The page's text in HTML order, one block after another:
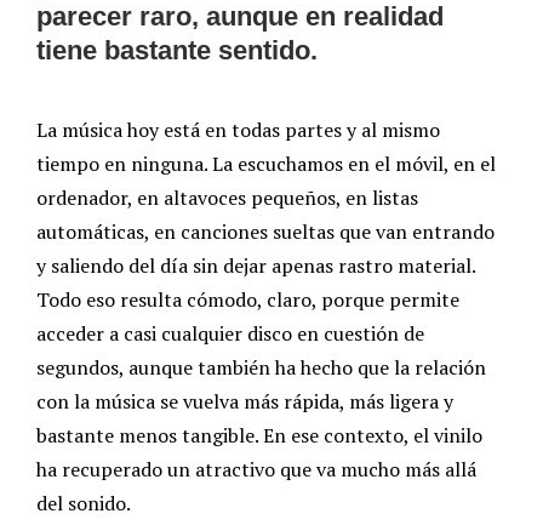
parecer raro, aunque en realidad
tiene bastante sentido.
La música hoy está en todas partes y al mismo
tiempo en ninguna. La escuchamos en el móvil, en el
ordenador, en altavoces pequeños, en listas
automáticas, en canciones sueltas que van entrando
y saliendo del día sin dejar apenas rastro material.
Todo eso resulta cómodo, claro, porque permite
acceder a casi cualquier disco en cuestión de
segundos, aunque también ha hecho que la relación
con la música se vuelva más rápida, más ligera y
bastante menos tangible. En ese contexto, el vinilo
ha recuperado un atractivo que va mucho más allá
del sonido.